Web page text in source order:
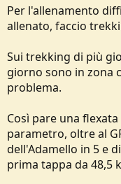
Per l'allenamento
allenato, faccio
Sui trekking di più
giorno sono in zona
problema.
Così pare una
parametro, oltre al
dell'Adamello in 5 e
prima tappa da 48,5